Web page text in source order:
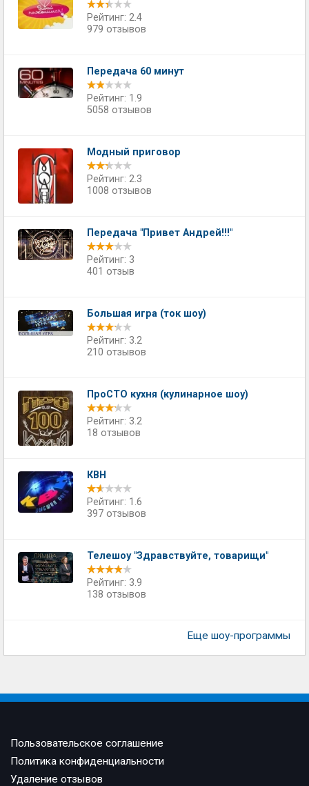
Рейтинг: 2.4
979 отзывов
Передача 60 минут
Рейтинг: 1.9
5058 отзывов
Модный приговор
Рейтинг: 2.3
1008 отзывов
Передача "Привет Андрей!!!"
Рейтинг: 3
401 отзыв
Большая игра (ток шоу)
Рейтинг: 3.2
210 отзывов
ПроСТО кухня (кулинарное шоу)
Рейтинг: 3.2
18 отзывов
КВН
Рейтинг: 1.6
397 отзывов
Телешоу "Здравствуйте, товарищи"
Рейтинг: 3.9
138 отзывов
Еще шоу-программы
Пользовательское соглашение
Политика конфиденциальности
Удаление отзывов